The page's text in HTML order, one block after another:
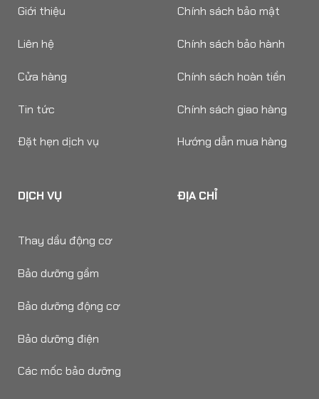
Giới thiệu
Liên hệ
Cửa hàng
Tin tức
Đặt hẹn dịch vụ
Chính sách bảo mật
Chính sách bảo hành
Chính sách hoàn tiền
Chính sách giao hàng
Hướng dẫn mua hàng
DỊCH VỤ
Thay dầu động cơ
Bảo dưỡng gầm
Bảo dưỡng động cơ
Bảo dưỡng điện
Các mốc bảo dưỡng
ĐỊA CHỈ